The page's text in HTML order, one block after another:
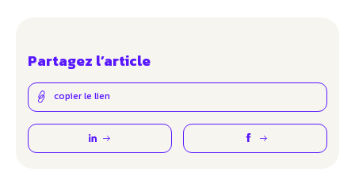
Partagez l’article
copier le lien